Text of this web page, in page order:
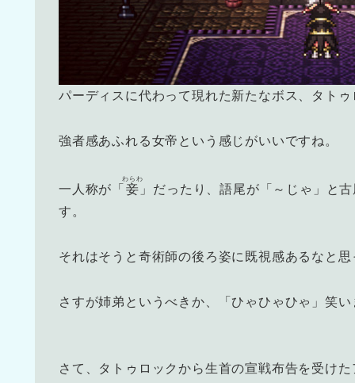
パーディスに代わって現れた新たなボス、タトゥ
強者感あふれる女帝という感じがいいですね。
一人称が「 妾
わらわ
」だったり、語尾が「～じゃ」と
す。
それはそうと奇術師の後ろ姿に既視感あるな
さすが姉弟というべきか、「ひゃひゃひゃ」笑
さて、タトゥロックから生首の宣戦布告を受け